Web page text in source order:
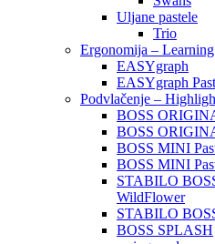
Uljane pastele
Trio
Ergonomija –
EASYgraph
EASYgraph
Podvlačenje –
BOSS
BOSS
BOSS MINI
BOSS MINI
STABILO
WildFlower
STABILO
BOSS SPLASH